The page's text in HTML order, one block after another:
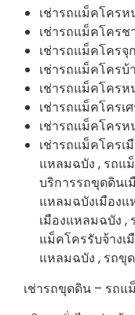
เช่ารถแม็คโครห
เช่ารถแม็คโครช
เช่ารถแม็คโครจุ
เช่ารถแม็คโครบ้
เช่ารถแม็คโคร
เช่ารถแม็คโครเ
เช่ารถแม็คโครห
เช่ารถแม็คโครเ
แหลมฉบัง , รถแ
บริการรถขุดดินเ
แหลมฉบังเมืองแ
เมืองแหลมฉบัง ,
แม็คโครรับจ้างเ
แหลมฉบัง , รถขุ
เช่ารถขุดดิน – รถแ